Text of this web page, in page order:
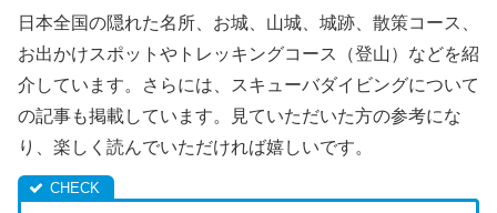
日本全国の隠れた名所、お城、山城、城跡、散策コース、
お出かけスポットやトレッキングコース（登山）などを紹
介しています。さらには、スキューバダイビングについて
の記事も掲載しています。見ていただいた方の参考にな
り、楽しく読んでいただければ嬉しいです。